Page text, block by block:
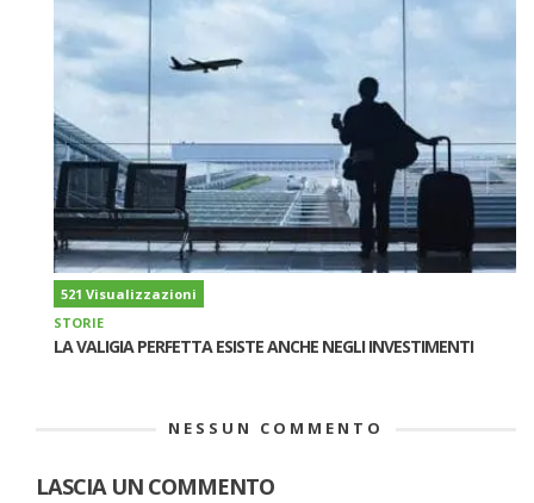
521 Visualizzazioni
STORIE
LA VALIGIA PERFETTA ESISTE ANCHE NEGLI INVESTIMENTI
NESSUN COMMENTO
LASCIA UN COMMENTO